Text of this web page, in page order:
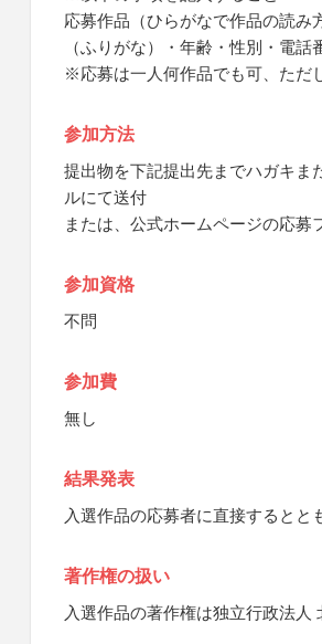
応募作品（ひらがなで作品の読み
（ふりがな）・年齢・性別・電
※応募は一人何作品でも可、ただ
参加方法
提出物を下記提出先までハガキま
ルにて送付
または、公式ホームページの応募
参加資格
不問
参加費
無し
結果発表
入選作品の応募者に直接すると
著作権の扱い
入選作品の著作権は独立行政法人